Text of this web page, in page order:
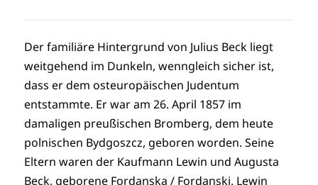
Der familiäre Hintergrund von Julius Beck liegt
weitgehend im Dunkeln, wenngleich sicher ist,
dass er dem osteuropäischen Judentum
entstammte. Er war am 26. April 1857 im
damaligen preußischen Bromberg, dem heute
polnischen Bydgoszcz, geboren worden. Seine
Eltern waren der Kaufmann Lewin und Augusta
Beck, geborene Fordanska / Fordanski. Lewin